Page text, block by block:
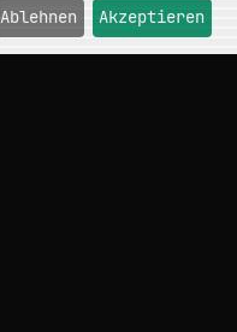
Ablehnen Akzeptieren